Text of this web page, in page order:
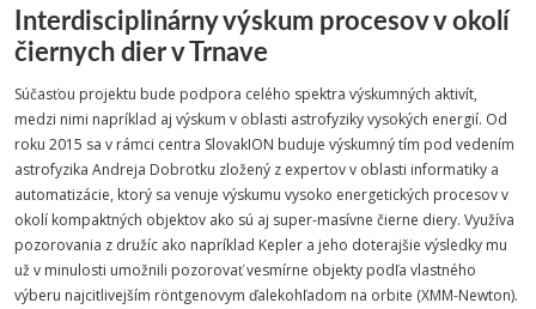
Interdisciplinárny výskum procesov v okolí
čiernych dier v Trnave
Súčasťou projektu bude podpora celého spektra výskumných aktivít,
medzi nimi napríklad aj výskum v oblasti astrofyziky vysokých energií. Od
roku 2015 sa v rámci centra SlovakION buduje výskumný tím pod vedením
astrofyzika Andreja Dobrotku zložený z expertov v oblasti informatiky a
automatizácie, ktorý sa venuje výskumu vysoko energetických procesov v
okolí kompaktných objektov ako sú aj super-masívne čierne diery. Využíva
pozorovania z družíc ako napríklad Kepler a jeho doterajšie výsledky mu
už v minulosti umožnili pozorovať vesmírne objekty podľa vlastného
výberu najcitlivejším röntgenovym ďalekohľadom na orbite (XMM-Newton).